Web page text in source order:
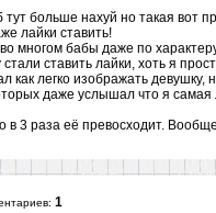
больше нахуй но такая вот
лайки ставить!
многом бабы даже по
ставить лайки, хоть я
как легко изображать
даже услышал что я
3 раза её превосходит.
1